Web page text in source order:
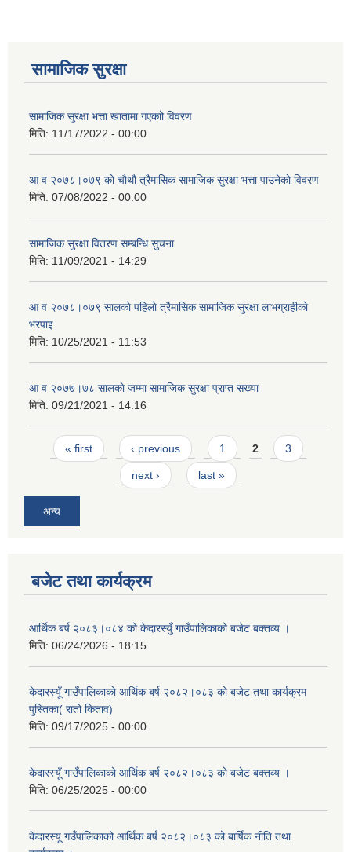
सामाजिक सुरक्षा
सामाजिक सुरक्षा भत्ता खातामा गएकाो विवरण
मिति: 11/17/2022 - 00:00
आ व २०७८।०७९ काे चाैथौ त्रैमासिक सामाजिक सुरक्षा भत्ता पाउनेकाे विवरण
मिति: 07/08/2022 - 00:00
सामाजिक सुरक्षा वितरण सम्बन्धि सुचना
मिति: 11/09/2021 - 14:29
आ व २०७८।०७९ सालकाे पहिलाे त्रैमासिक सामाजिक सुरक्षा लाभग्राहीकाे
भरपाइ
मिति: 10/25/2021 - 11:53
आ व २०७७।७८ सालकाे जम्मा सामाजिक सुरक्षा प्राप्त सख्या
मिति: 09/21/2021 - 14:16
Pages
« first ‹ previous 1 2 3
next › last »
अन्य
बजेट तथा कार्यक्रम
आर्थिक बर्ष २०८३।०८४ को केदारस्युँ गाउँपालिकाकाे बजेट बक्तव्य ।
मिति: 06/24/2026 - 18:15
केदारस्यूँ गाउँपालिकाकाे आर्थिक बर्ष २०८२।०८३ को बजेट तथा कार्यक्रम
पुस्तिका( रातो किताव)
मिति: 09/17/2025 - 00:00
केदारस्यूँ गाउँपालिकाको आर्थिक बर्ष २०८२।०८३ को बजेट बक्तव्य ।
मिति: 06/25/2025 - 00:00
केदारस्यू गउँपालिकाको आर्थिक बर्ष २०८२।०८३ को बार्षिक नीति तथा